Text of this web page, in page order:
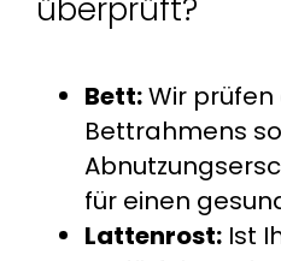
überprüft?
Bett:Wir prüfen
Bettrahmens
für einen
Lattenrost:Ist